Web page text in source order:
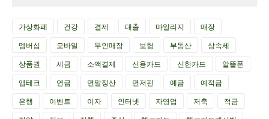
가상화폐 건강 결제 대출 마일리지
매장
멤버십
모바일 무인매장 보험 부동산
상속세
상품권
세금 소액결제 신용카드 신한카드
알뜰폰
앱테크
연금 연말정산 연저펀 예금
예적금
은행
이벤트 이자 인터넷 자영업 저축
적금